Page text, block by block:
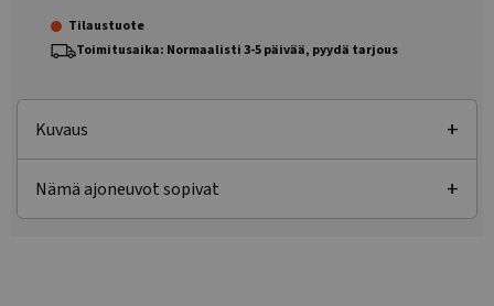
Tilaustuote
Toimitusaika: Normaalisti 3-5 päivää, pyydä tarjous
Kuvaus
Nämä ajoneuvot sopivat